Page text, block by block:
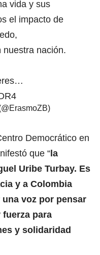
vida y sus
el impacto de
nuestra nación.
Democrático en
que “la
Uribe Turbay. Es
y a Colombia
una voz por pensar
para
y solidaridad